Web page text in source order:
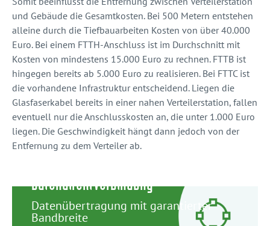
und Gebäude die Gesamtkosten. Bei 500 Metern entstehen
alleine durch die Tiefbauarbeiten Kosten von über 40.000
Euro. Bei einem FTTH-Anschluss ist im Durchschnitt mit
Kosten von mindestens 15.000 Euro zu rechnen. FTTB ist
hingegen bereits ab 5.000 Euro zu realisieren. Bei FTTC ist
die vorhandene Infrastruktur entscheidend. Liegen die
Glasfaserkabel bereits in einer nahen Verteilerstation, fallen
eventuell nur die Anschlusskosten an, die unter 1.000 Euro
liegen. Die Geschwindigkeit hängt dann jedoch von der
Entfernung zu dem Verteiler ab.
Datendirektverbindung
Datenübertragung mit garantierter
Bandbreite